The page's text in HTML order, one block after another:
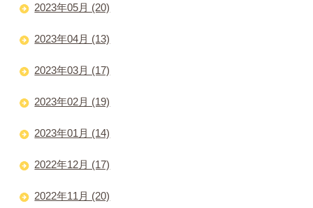
2023年05月 (20)
2023年04月 (13)
2023年03月 (17)
2023年02月 (19)
2023年01月 (14)
2022年12月 (17)
2022年11月 (20)